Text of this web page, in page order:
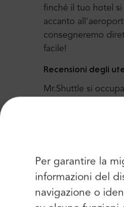
Per garantire la
informazioni del
navigazione o
finché il tuo hotel
accanto
consegneremo
facile!
Recensioni degli
Mr.Shuttle si
Possiamo dire